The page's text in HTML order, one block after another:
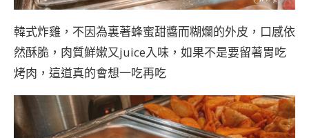
韓式炸雞，不因為裏著蜂蜜甜醬而糊爛的外皮，口感依
然酥脆，肉質鮮嫰又juice入味，如果不是要留著胃吃
烤肉，這道真的會想一吃再吃